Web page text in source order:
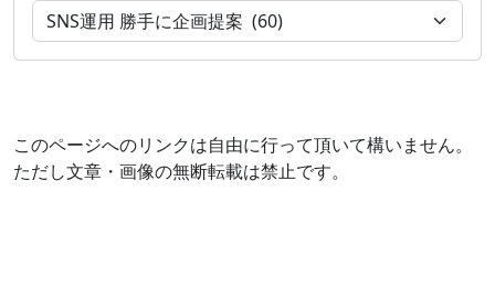
このページへのリンクは自由に行って頂いて構いません。
ただし文章・画像の無断転載は禁止です。